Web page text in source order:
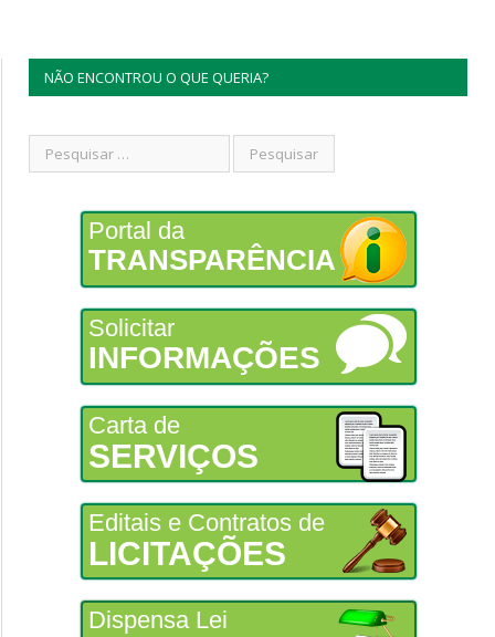
NÃO ENCONTROU O QUE QUERIA?
Portal da
TRANSPARÊNCIA
Solicitar
INFORMAÇÕES
Carta de
SERVIÇOS
Editais e Contratos de
LICITAÇÕES
Dispensa Lei